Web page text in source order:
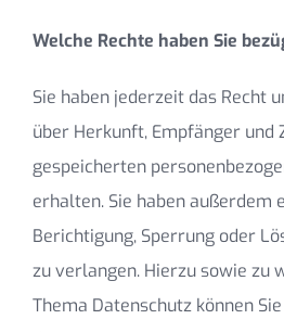
Welche Rechte haben Sie
Sie haben jederzeit das Recht
über Herkunft, Empfänger und
gespeicherten
erhalten. Sie haben außerdem
Berichtigung, Sperrung oder
zu verlangen. Hierzu sowie zu
Thema Datenschutz können